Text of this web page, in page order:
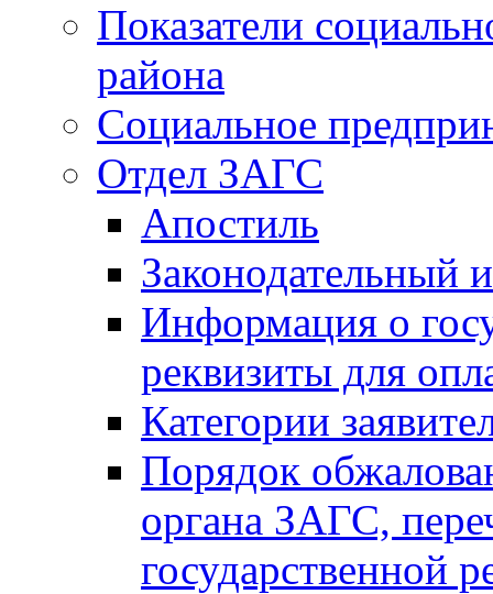
Показатели
района
Социальное
Отдел ЗАГС
Апостиль
Законодательный
Информация о
реквизиты для
Категории
Порядок
органа ЗАГС,
государственной